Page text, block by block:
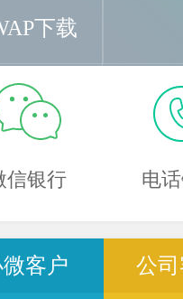
下载
信银行 电
客户 公